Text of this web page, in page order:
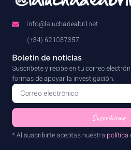
info@laluchadeabril.net
(+34) 621037357
Boletín de noticias
Suscríbete y recibe en tu correo
formas de apoyar la investigación.
Suscribirme
* Al suscribirte aceptas nuestra política